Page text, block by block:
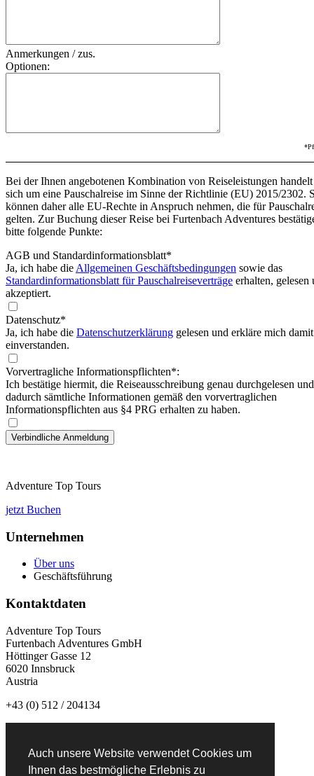
Auch unsere Website verwendet Cookies um
Ihnen das bestmögliche Erlebnis zu
Anmerkungen / zus.
Optionen:
Bei der Ihnen angebotenen Kombination von Reiseleistungen handelt
sich um eine Pauschalreise im Sinne der Richtlinie (EU) 2015/2302.
können daher alle EU-Rechte in Anspruch nehmen, die für
gelten. Zur Buchung dieser Reise bei Furtenbach Adventures
bitte folgende Punkte:
AGB und Standardinformationsblatt*
Ja, ich habe die Allgemeinen Geschäftsbedingungen sowie das
Standardinformationsblatt für Pauschalreiseverträge erhalten, gelesen
akzeptiert.
Datenschutz*
Ja, ich habe die Datenschutzerklärung gelesen und erkläre mich damit
einverstanden.
Vorvertragliche Informationspflichten*:
Ich bestätige hiermit, die Reiseausschreibung genau durchgelesen und
dadurch sämtliche Informationen gemäß den vorvertraglichen
Informationspflichten aus §4 PRG erhalten zu haben.
Adventure Top Tours
jetzt Buchen
Unternehmen
Über uns
Geschäftsführung
Kontaktdaten
Adventure Top Tours
Furtenbach Adventures GmbH
Höttinger Gasse 12
6020 Innsbruck
Austria
+43 (0) 512 / 204134
Newsletteranmeldung: